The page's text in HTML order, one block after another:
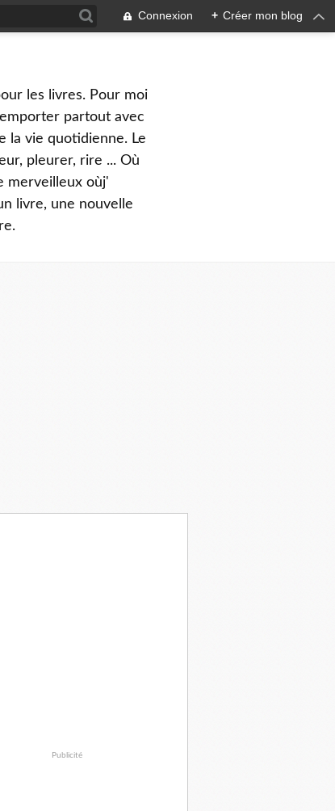
Connexion + Créer mon blog
les livres. Pour moi
partout avec
la vie quotidienne. Le
pleurer, rire ... Où
merveilleux oùj'
livre, une nouvelle
Publicité